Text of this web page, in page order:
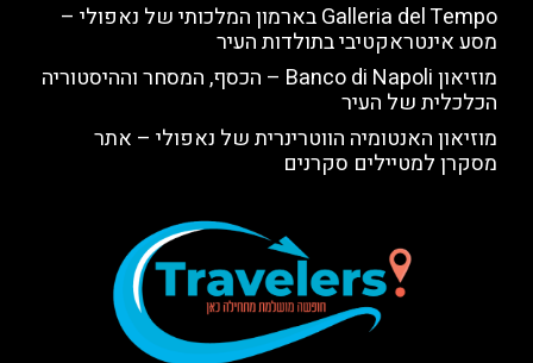
Galleria del Tempo בארמון המלכותי של נאפולי –
מסע אינטראקטיבי בתולדות העיר
מוזיאון Banco di Napoli – הכסף, המסחר וההיסטוריה
הכלכלית של העיר
מוזיאון האנטומיה הווטרינרית של נאפולי – אתר
מסקרן למטיילים סקרנים